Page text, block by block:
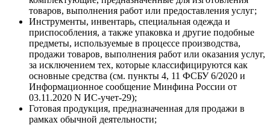
товаров, выполнения работ или предоставления услуг;
Инструменты, инвентарь, специальная одежда и
приспособления, а также упаковка и другие подобные
предметы, используемые в процессе производства,
продажи товаров, выполнения работ или оказания услуг,
за исключением тех, которые классифицируются как
основные средства (см. пункты 4, 11 ФСБУ 6/2020 и
Информационное сообщение Минфина России от
03.11.2020 N ИС-учет-29);
Готовая продукция, предназначенная для продажи в
рамках обычной деятельности;